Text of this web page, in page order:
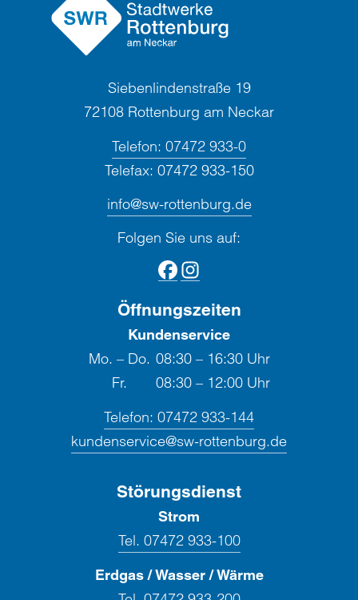
Siebenlindenstraße 19
72108 Rottenburg am Neckar
Telefon: 07472 933-0
Telefax: 07472 933-150
info@sw-rottenburg.de
Folgen Sie uns auf:
Öffnungszeiten
Kundenservice
Mo. – Do. 08:30 – 16:30 Uhr
Fr.
08:30 – 12:00 Uhr
Telefon: 07472 933-144
kundenservice@sw-rottenburg.de
Störungsdienst
Strom
Tel. 07472 933-100
Erdgas / Wasser / Wärme